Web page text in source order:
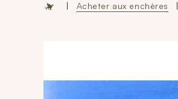
| Acheter aux enchères |